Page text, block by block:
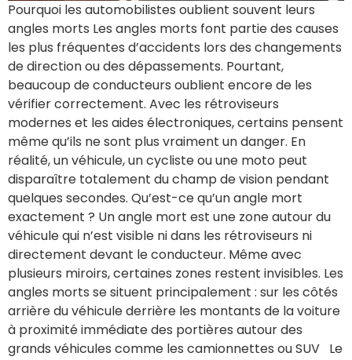
Pourquoi les automobilistes oublient souvent leurs
angles morts Les angles morts font partie des causes
les plus fréquentes d’accidents lors des changements
de direction ou des dépassements. Pourtant,
beaucoup de conducteurs oublient encore de les
vérifier correctement. Avec les rétroviseurs
modernes et les aides électroniques, certains pensent
même qu’ils ne sont plus vraiment un danger. En
réalité, un véhicule, un cycliste ou une moto peut
disparaître totalement du champ de vision pendant
quelques secondes. Qu’est-ce qu’un angle mort
exactement ? Un angle mort est une zone autour du
véhicule qui n’est visible ni dans les rétroviseurs ni
directement devant le conducteur. Même avec
plusieurs miroirs, certaines zones restent invisibles. Les
angles morts se situent principalement : sur les côtés
arrière du véhicule derrière les montants de la voiture
à proximité immédiate des portières autour des
grands véhicules comme les camionnettes ou SUV Le